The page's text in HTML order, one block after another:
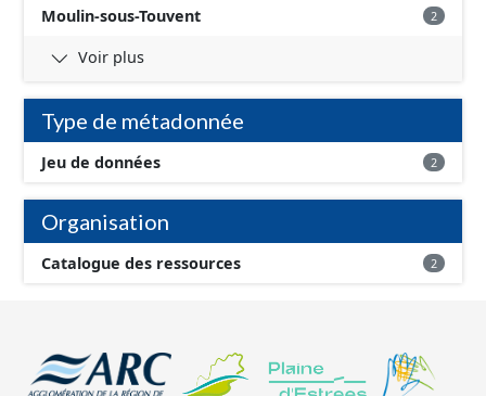
Moulin-sous-Touvent 2
Voir plus
Type de métadonnée
Jeu de données 2
Organisation
Catalogue des ressources 2